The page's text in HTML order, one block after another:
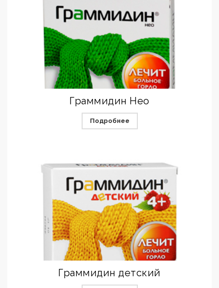
Граммидин Нео
Подробнее
Граммидин детский